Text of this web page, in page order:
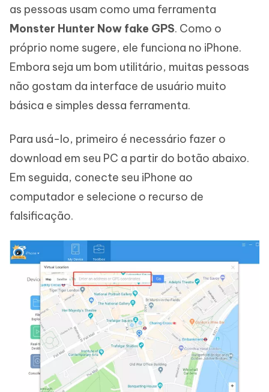
as pessoas usam como uma ferramenta
Monster Hunter Now fake GPS. Como o
próprio nome sugere, ele funciona no iPhone.
Embora seja um bom utilitário, muitas pessoas
não gostam da interface de usuário muito
básica e simples dessa ferramenta.
Para usá-lo, primeiro é necessário fazer o
download em seu PC a partir do botão abaixo.
Em seguida, conecte seu iPhone ao
computador e selecione o recurso de
falsificação.